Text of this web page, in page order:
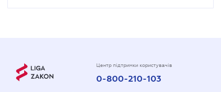
Центр підтримки користувачів
0-800-210-103